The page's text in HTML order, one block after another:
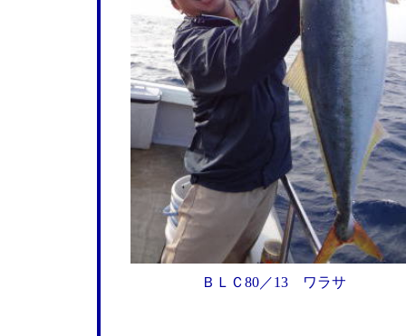
ＢＬＣ80／13 ワラサ